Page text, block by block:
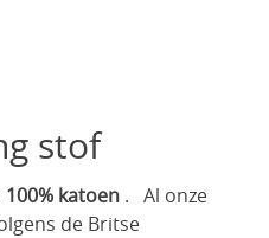
stof
100% katoen . Al onze
de Britse